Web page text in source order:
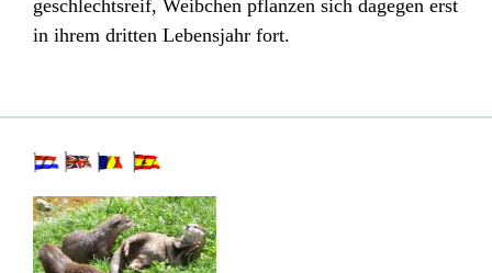
geschlechtsreif, Weibchen pflanzen sich dagegen erst
in ihrem dritten Lebensjahr fort.